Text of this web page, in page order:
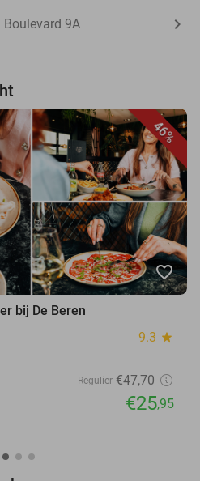
9A
46%
favorite_border
bij De Beren
9.3 star
Regulier €47,70
€25,95